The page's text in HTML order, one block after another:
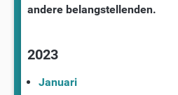
andere belangstellenden.
2023
Januari